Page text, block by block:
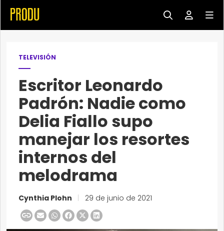
TELEVISIÓN
Escritor Leonardo
Padrón: Nadie como
Delia Fiallo supo
manejar los resortes
internos del
melodrama
Cynthia Plohn 29 de junio de 2021